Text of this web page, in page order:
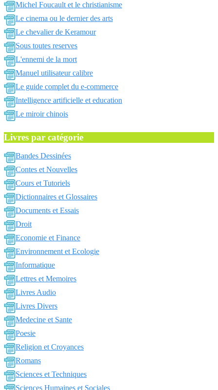
Michel Foucault et le christianisme
Le cinema ou le dernier des arts
Le chevalier de Keramour
Sous toutes reserves
L'ennemi de la mort
Manuel utilisateur calibre
Le guide complet du e-commerce
Intelligence artificielle et education
Le miroir chinois
Livres par catégorie
Bandes Dessinées
Contes et Nouvelles
Cours et Tutoriels
Dictionnaires et Glossaires
Documents et Essais
Droit
Economie et Finance
Environnement et Ecologie
Informatique
Lettres et Memoires
Livres Audio
Livres Divers
Medecine et Sante
Poesie
Religion et Croyances
Romans
Sciences et Techniques
Sciences Humaines et Sociales